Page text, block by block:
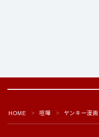
HOME ＞ 喧嘩 ＞ ヤンキー漫